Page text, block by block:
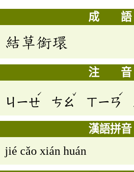
成 語
結草銜環
注 音
ㄐㄧㄝ
ˊ
ㄘㄠ
ˇ
ㄒㄧㄢ
ˊ
漢語拼音
jié cǎo xián huán